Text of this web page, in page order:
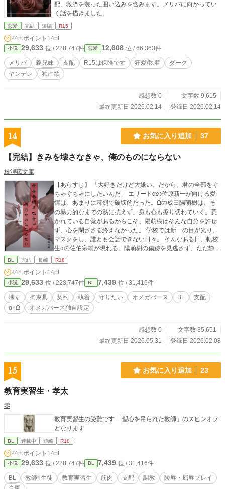
配、救済を装った囲い込みを含みます。メリバに向かってい
く話を描きました。
恋愛 完結 短編 R15
24h.ポイント 14pt
小説 29,633 位 / 228,747件 恋愛 12,608 位 / 66,363件
メリバ 義兄妹 支配 R15は保険です 狂愛/執着
ダーク
ヤンデレ
独占欲
感想数 0
文字数 9,615
最終更新日 2026.02.14
登録日 2026.02.14
14 お気に入り追加 37
【完結】きみを壊さなきゃ、俺のものにならない
枝浬菰文庫
【あらすじ】 「大好きだけど大嫌い。だから、君の全部をぐ
ちゃぐちゃにしたいんだ」 エリートαの佐原新一が向ける愛
情は、あまりに苛烈で破壊的だった。Ωの成田陽萌樹は、そ
の暴力的なまでの熱に抗えず、身も心も擦り切れていく。惹
かれている自覚があるからこそ、陽萌樹はそんな自分を許せ
ず、心を閉ざさる終えなかった。 学校では新一の目が光り、
マスクをし、誰とも会話できない日々。 そんなある日、転校
生αの佐伯宗輔が現れる。陽萌樹の傷跡を見逃さず、ただ静か
に、大切に慈しむ宗輔。初めて知る「守られる体温」に戸惑
欲の行き着く先は――。 かなりハードなので、お気を付けく
ださい。 捨てられΩはどう生きる？ が読めた方は大丈夫か
なと思います！！ ❤更新お知らせ 見守ってくれてありがとう
ございます！完結しました！ 2026/5/31 この話はJ庭60にて
頒布します、限定1冊！ 10月まで無料その後有料です。 202
になったのですみません週3にします🙇‍♀️ 3/15より J庭59が22
4/1より 申し訳ないです、文フリ東京の準備、烏の惑星が終わ
ったら更新します😭 5月中に終わらせる予定です。
BL 完結 長編 R18
24h.ポイント 14pt
小説 29,633 位 / 228,747件 BL 7,439 位 / 31,416件
壊す 拘束具 契約 執着 守りたい オメガバース BL
支配
α×Ω
オメガバース独自設定
感想数 0
文字数 35,651
最終更新日 2026.05.31
登録日 2026.02.08
15 お気に入り追加 23
教育実習生・孝太
零
教育実習生の受難です 「聖心を吊られた教師」のスピンオフ
となります
BL 連載中 短編 R18
24h.ポイント 14pt
小説 29,633 位 / 228,747件 BL 7,439 位 / 31,416件
BL 教師×生徒 教育実習生 筋肉 支配 調教
陵辱・屈辱プレイ